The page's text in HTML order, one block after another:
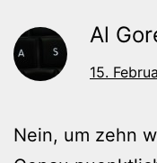
Al
15.
Nein, um zehn